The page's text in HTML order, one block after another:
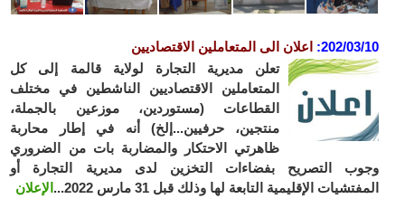
202/03/10
: علان الى المتعاملين الاقتصاديين
تعلن مديرية التجارة لولاية قالمة إلى كل
المتعاملين الاقتصاديين الناشطين في مختلف
القطاعات (مستوردين، موزعين بالجملة،
منتجين، حرفيين...إلخ) أنه في إطار محاربة
ظاهرتي الاحتكار والمضاربة بات من الضروري
وجوب التصريح بفضاءات التخزين لدى مديرية التجارة أو
المفتشيات الإقليمية التابعة لها وذلك قبل 31 مارس 2022...
الإعلان